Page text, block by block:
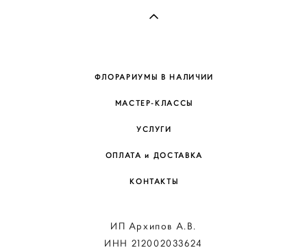
ФЛОРАРИУМЫ В НАЛИЧИИ
МАСТЕР-КЛАССЫ
УСЛУГИ
ОПЛАТА и ДОСТАВКА
КОНТАКТЫ
ИП Архипов А.В.
ИНН 212002033624